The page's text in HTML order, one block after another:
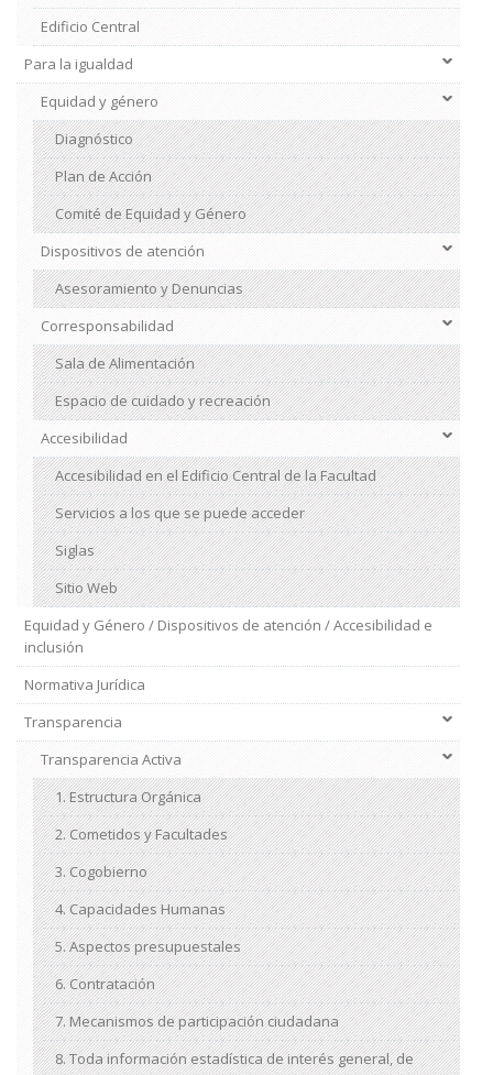
Edificio Central
Institucional
Para la igualdad
Equidad y género
Diagnóstico
Plan de Acción
Comité de Equidad y Género
Dispositivos de atención
Asesoramiento y Denuncias
Corresponsabilidad
Sala de Alimentación
Espacio de cuidado y recreación
Accesibilidad
Accesibilidad en el Edificio Central de la Facultad
Servicios a los que se puede acceder
Siglas
Sitio Web
Equidad y Género / Dispositivos de atención / Accesibilidad e
inclusión
Normativa Jurídica
Transparencia
Transparencia Activa
1. Estructura Orgánica
2. Cometidos y Facultades
3. Cogobierno
4. Capacidades Humanas
5. Aspectos presupuestales
6. Contratación
7. Mecanismos de participación ciudadana
8. Toda información estadística de interés general, de